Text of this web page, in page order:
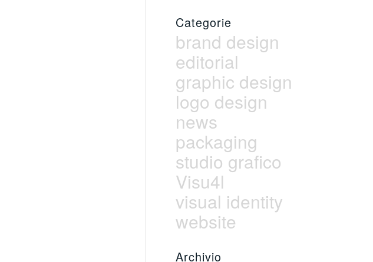
Categorie
brand design
editorial
graphic design
logo design
news
packaging
studio grafico
Visu4l
visual identity
website
Archivio